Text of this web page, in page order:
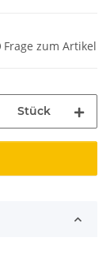
Frage zum Artikel
Stück